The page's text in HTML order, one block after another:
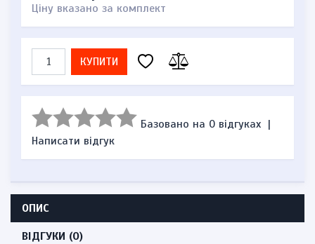
Ціну вказано за комплект
КУПИТИ
Базовано на 0 відгуках |
Написати відгук
ОПИС
ВІДГУКИ (0)